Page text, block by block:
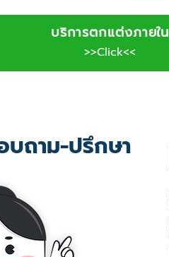
บริการตกแต่งภายใน
>>Click<<
ถาม-ปรึกษา